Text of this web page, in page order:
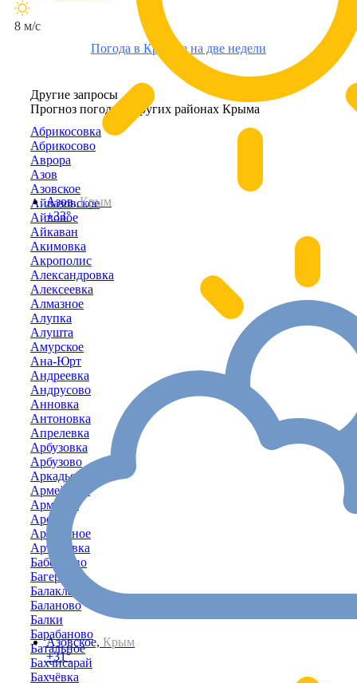
Азов,Крым
+33°
Азовское, Крым
+31°
8 м/с
Погода в Крымке на две недели
Другие запросы
Прогноз погоды в других районах Крыма
Абрикосовка
Абрикосово
Аврора
Азов
Азовское
Айвазовское
Айвовое
Айкаван
Акимовка
Акрополис
Александровка
Алексеевка
Алмазное
Алупка
Алушта
Амурское
Ана-Юрт
Андреевка
Андрусово
Анновка
Антоновка
Апрелевка
Арбузовка
Арбузово
Аркадьевка
Армейское
Армянск
Аромат
Ароматное
Артёмовка
Бабенково
Багерово
Балаклава
Баланово
Балки
Барабаново
Батальное
Бахчисарай
Бахчёвка